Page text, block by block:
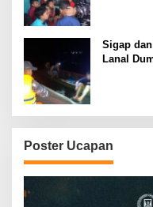
Sigap
Lanal
Poster Ucapan